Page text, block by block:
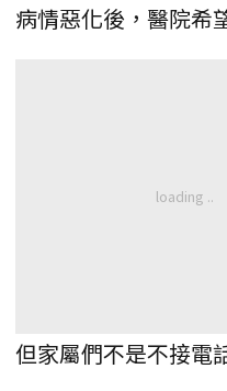
病情惡化後，醫院希
但家屬們不是不接電